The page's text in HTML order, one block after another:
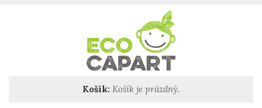
Košík: Košík je prázdný.